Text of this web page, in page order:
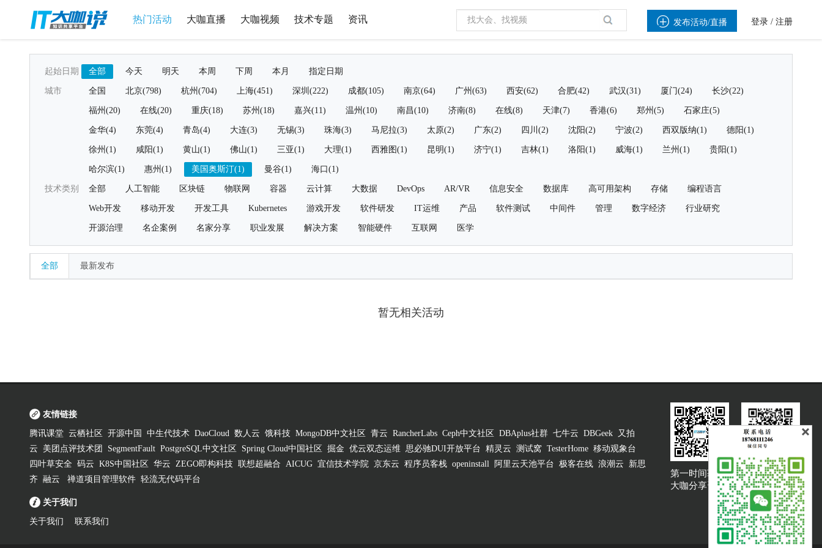
热门活动 大咖直播 大咖视频 技术专题 资讯  发布活动/直播 登录 / 注册
起始日期 全部 今天 明天 本周 下周 本月 指定日期
城市 全国 北京(798) 杭州(704) 上海(451) 深圳(222) 成都(105) 南京(64) 广州(63) 西安(62) 合肥(42) 武汉(31) 厦门(24) 长沙(22)
福州(20) 在线(20) 重庆(18) 苏州(18) 嘉兴(11) 温州(10) 南昌(10) 济南(8) 在线(8) 天津(7) 香港(6) 郑州(5) 石家庄(5)
金华(4) 东莞(4) 青岛(4) 大连(3) 无锡(3) 珠海(3) 马尼拉(3) 太原(2) 广东(2) 四川(2) 沈阳(2) 宁波(2) 西双版纳(1) 德阳(1)
徐州(1) 咸阳(1) 黄山(1) 佛山(1) 三亚(1) 大理(1) 西雅图(1) 昆明(1) 济宁(1) 吉林(1) 洛阳(1) 威海(1) 兰州(1) 贵阳(1)
哈尔滨(1) 惠州(1) 美国奥斯汀(1) 曼谷(1) 海口(1)
技术类别 全部 人工智能 区块链 物联网 容器 云计算 大数据 DevOps AR/VR 信息安全 数据库 高可用架构 存储 编程语言
Web开发 移动开发 开发工具 Kubernetes 游戏开发 软件研发 IT运维 产品 软件测试 中间件 管理 数字经济 行业研究
开源治理 名企案例 名家分享 职业发展 解决方案 智能硬件 互联网 医学
全部 最新发布
暂无相关活动
友情链接
腾讯课堂 云栖社区 开源中国 中生代技术 DaoCloud 数人云 饿科技 MongoDB中文社区 青云 RancherLabs Ceph中文社区 DBAplus社群 七牛云 DBGeek
又拍
云
美团点评技术团 SegmentFault PostgreSQL中文社区 Spring Cloud中国社区 掘金 优云双态运维 思必驰DUI开放平台 精灵云 测试窝 TesterHome 移动观象台
四叶草安全 码云 K8S中国社区 华云 ZEGO即构科技 联想超融合 AICUG 宜信技术学院 京东云 程序员客栈 openinstall 阿里云天池平台 极客在线 浪潮云
新思
齐 融云 禅道项目管理软件 轻流无代码平台
关于我们
关于我们 联系我们
第一时间获取
大咖分享资讯
大咖说吐槽客服